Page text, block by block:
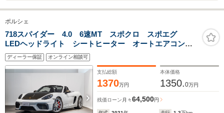
ポルシェ
718スパイダー 4.0 6速MT スポクロ スポエグ
LEDヘッドライト シートヒーター オートエアコン
電動可倒式ドアミラー ブラッシュアルミニウムインテ
リアパッケージ ガーズレッドメーターパネル/シートベ
ルト
ディーラー保証 オンライン相談可
支払総額
1370万円
本体価格
1350.0万円
残価ローン 月々64,500円